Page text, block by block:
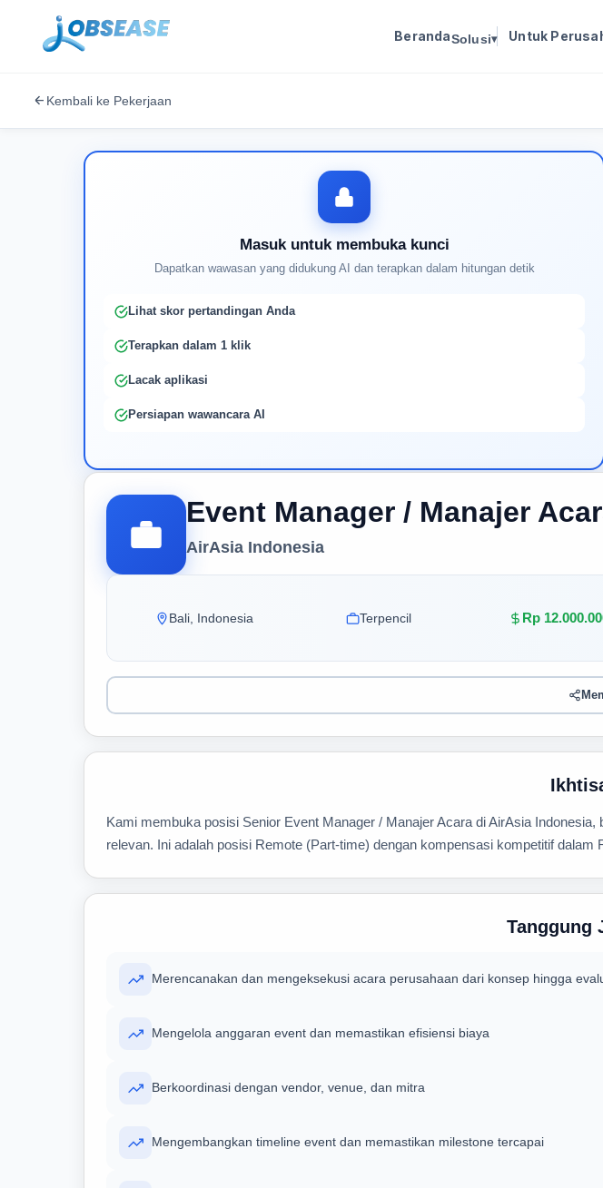
BerandaSolusi▾ Untuk
Kembali ke Pekerjaan
Event Manager / Manajer
AirAsia Indonesia
Bali, Indonesia Terpencil Rp
Kami membuka posisi Senior Event Manager / Manajer Acara di AirAsia
relevan. Ini adalah posisi Remote (Part-time) dengan kompensasi kompetitif dalam
Tanggung
Merencanakan dan mengeksekusi acara perusahaan dari konsep hingga
Mengelola anggaran event dan memastikan efisiensi biaya
Berkoordinasi dengan vendor, venue, dan mitra
Mengembangkan timeline event dan memastikan milestone tercapai
Masuk untuk membuka kunci
Dapatkan wawasan yang didukung AI dan terapkan dalam hitungan detik
Lihat skor pertandingan Anda
Terapkan dalam 1 klik
Lacak aplikasi
Persiapan wawancara AI